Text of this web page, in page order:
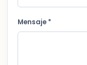
Mensaje *